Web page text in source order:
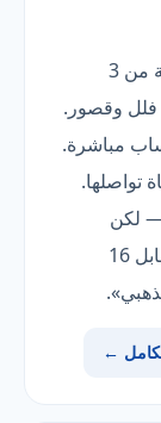
«ارت كلين» صاحبة تغطية 3 مناطق وقائمة من 3
فلل وقصور.
مباشرة.
تواصلها.
لكن
تغطيتها أضيق من الأوسع في القائمة (3 مقابل 16
←